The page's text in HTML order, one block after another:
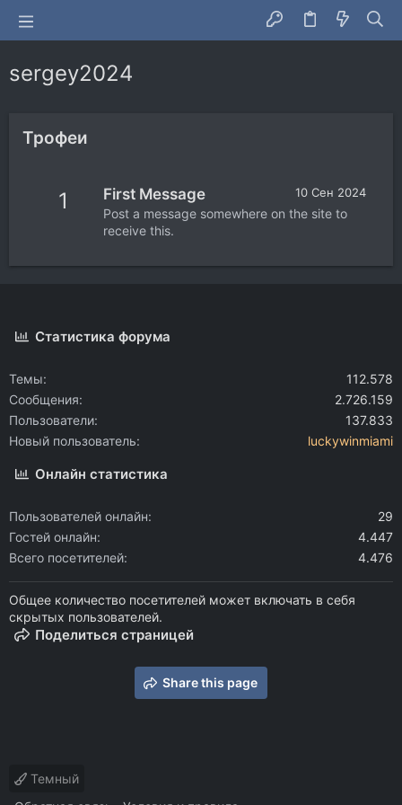
sergey2024
Трофеи
1 10 Сен 2024
First Message
Post a message somewhere on the site to
receive this.
Статистика форума
Темы
112.578
Сообщения
2.726.159
Пользователи
137.833
Новый пользователь
luckywinmiami
Онлайн статистика
Пользователей онлайн
29
Гостей онлайн
4.447
Всего посетителей
4.476
Общее количество посетителей может включать в себя
скрытых пользователей.
Поделиться страницей
Share this page
Темный